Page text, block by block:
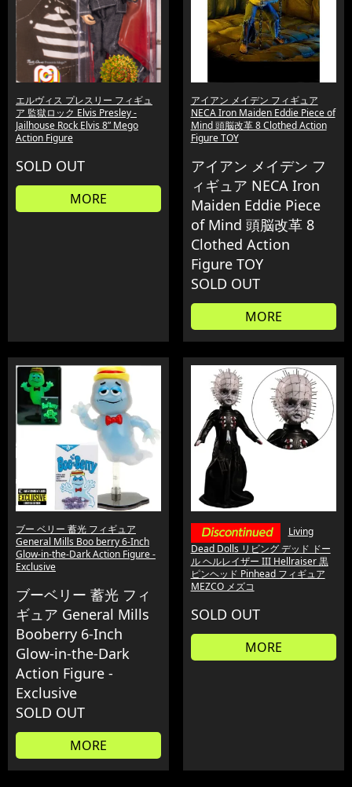
エルヴィス プレスリー フィギュ
ア 監獄ロック Elvis Presley -
Jailhouse Rock Elvis 8” Mego
Action Figure
SOLD OUT
MORE
アイアン メイデン フィギュア
NECA Iron Maiden Eddie Piece of
Mind 頭脳改革 8 Clothed Action
Figure TOY
アイアン メイデン フ
ィギュア NECA Iron
Maiden Eddie Piece
of Mind 頭脳改革 8
Clothed Action
Figure TOY
SOLD OUT
MORE
ブー ベリー 蓄光 フィギュア
General Mills Boo berry 6-Inch
Glow-in-the-Dark Action Figure -
Exclusive
ブーベリー 蓄光 フィ
ギュア General Mills
Booberry 6-Inch
Glow-in-the-Dark
Action Figure -
Exclusive
SOLD OUT
MORE
Living
Dead Dolls リビング デッド ドー
ル ヘルレイザー III Hellraiser 黒
ピンヘッド Pinhead フィギュア
MEZCO メズコ
SOLD OUT
MORE